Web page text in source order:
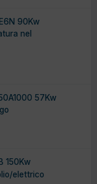
90Kw
nel
57Kw
150Kw
elettrico